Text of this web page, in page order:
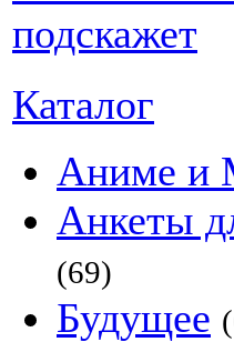
Каталог
Аниме и
Анкеты
(69)
Будущее